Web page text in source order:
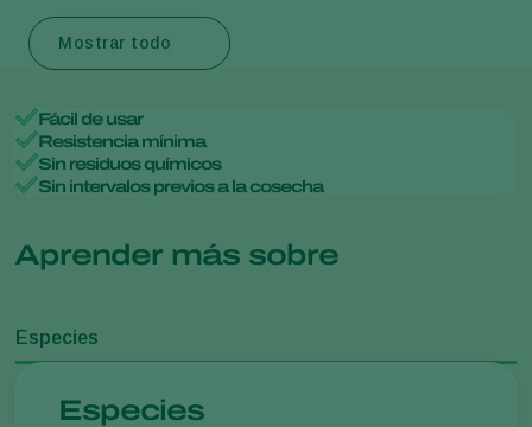
Mostrar todo
Fácil de usar
Resistencia mínima
Sin residuos químicos
Sin intervalos previos a la cosecha
Aprender más sobre
Especies
Especies